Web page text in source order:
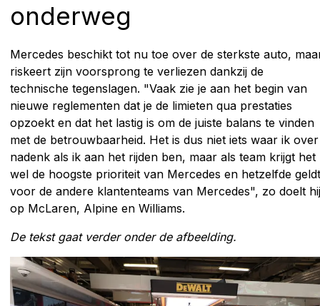
onderweg
Mercedes beschikt tot nu toe over de sterkste auto,
riskeert zijn voorsprong te verliezen dankzij de
technische tegenslagen. "Vaak zie je aan het begin van
nieuwe reglementen dat je de limieten qua prestaties
opzoekt en dat het lastig is om de juiste balans te vinden
met de betrouwbaarheid. Het is dus niet iets waar ik over
nadenk als ik aan het rijden ben, maar als team krijgt het
wel de hoogste prioriteit van Mercedes en hetzelfde geldt
voor de andere klantenteams van Mercedes", zo doelt hij
op McLaren, Alpine en Williams.
De tekst gaat verder onder de afbeelding.